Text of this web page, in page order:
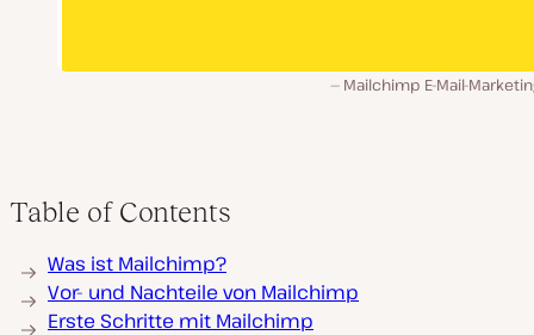
Mailchimp E-Mail-
Table of Contents
Was ist Mailchimp?
Vor- und Nachteile von Mailchimp
Erste Schritte mit Mailchimp